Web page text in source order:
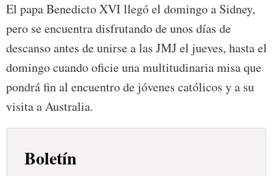
El papa Benedicto XVI llegó el domingo a Sidney,
pero se encuentra disfrutando de unos días de
descanso antes de unirse a las JMJ el jueves, hasta el
domingo cuando oficie una multitudinaria misa que
pondrá fin al encuentro de jóvenes católicos y a su
visita a Australia.
Boletín